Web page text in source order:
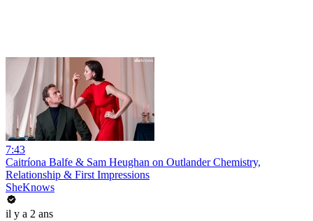
7:43
Caitríona Balfe & Sam Heughan on Outlander Chemistry,
Relationship & First Impressions
SheKnows
il y a 2 ans